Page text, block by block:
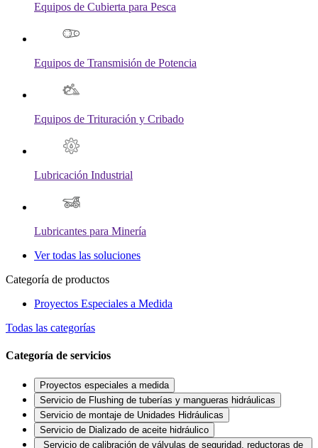
Equipos de Cubierta para Pesca
Equipos de Transmisión de Potencia
Equipos de Trituración y Cribado
Lubricación Industrial
Lubricantes para Minería
Ver todas las soluciones
Categoría de productos
Proyectos Especiales a Medida
Todas las categorías
Categoría de servicios
Proyectos especiales a medida
Servicio de Flushing de tuberías y mangueras hidráulicas
Servicio de montaje de Unidades Hidráulicas
Servicio de Dializado de aceite hidráulico
Servicio de calibración de válvulas de seguridad, reductoras de